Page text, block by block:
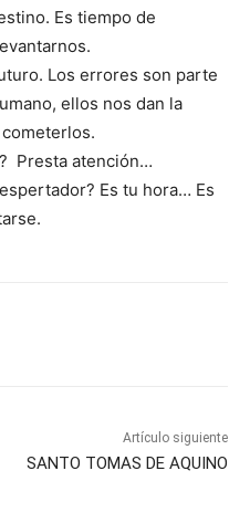
Es tiempo de
Los errores son parte
ellos nos dan la
Presta atención…
Es tu hora… Es
Artículo siguiente
SANTO TOMAS DE AQUINO